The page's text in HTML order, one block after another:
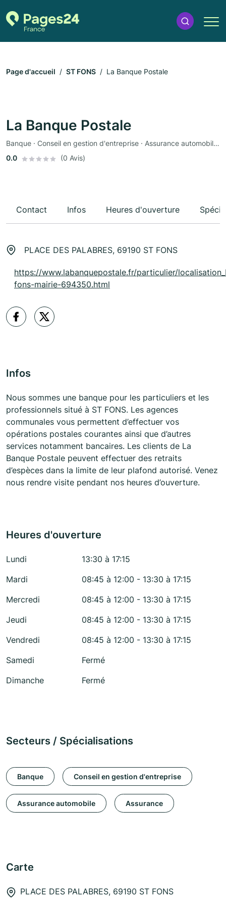
Page d'accueil ST FONS La Banque Postale
La Banque Postale
Banque · Conseil en gestion d'entreprise · Assurance automobile · Assurance
0.0
(0 Avis)
Contact Infos Heures d'ouverture
PLACE DES PALABRES, 69190 ST FONS
https://www.labanquepostale.fr/particulier/
fons-mairie-694350.html
Infos
Nous sommes une banque pour les particuliers et les
professionnels situé à ST FONS. Les agences
communales vous permettent d’effectuer vos
opérations postales courantes ainsi que d’autres
services notamment bancaires. Les clients de La
Banque Postale peuvent effectuer des retraits
d’espèces dans la limite de leur plafond autorisé. Venez
nous rendre visite pendant nos heures d’ouverture.
Heures d'ouverture
Lundi
13:30 à 17:15
Mardi
08:45 à 12:00 - 13:30 à 17:15
Mercredi
08:45 à 12:00 - 13:30 à 17:15
Jeudi
08:45 à 12:00 - 13:30 à 17:15
Vendredi
08:45 à 12:00 - 13:30 à 17:15
Samedi
Fermé
Dimanche
Fermé
Secteurs / Spécialisations
Banque Conseil en gestion d'entreprise
Assurance automobile Assurance
Carte
PLACE DES PALABRES, 69190 ST FONS